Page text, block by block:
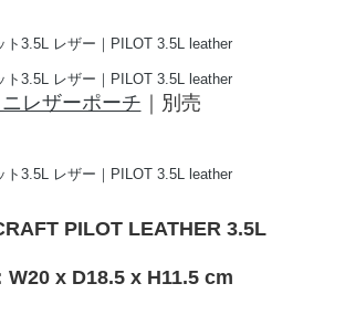
ニレザーポーチ ｜別売
PILOT LEATHER 3.5L
W20 x D18.5 x H11.5 cm